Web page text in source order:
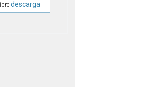
libredescarga